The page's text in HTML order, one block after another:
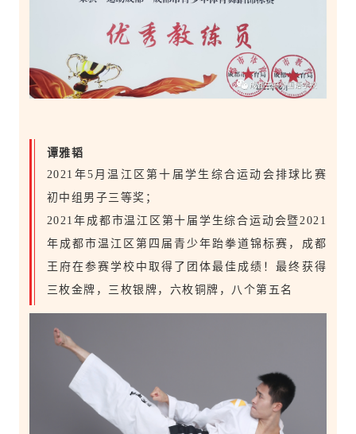
谭雅韬
2021年5月温江区第十届学生综合运动会排球比赛
初中组男子三等奖；
2021年成都市温江区第十届学生综合运动会暨2021
年成都市温江区第四届青少年跆拳道锦标赛，成都
王府在参赛学校中取得了团体最佳成绩！最终获得
三枚金牌，三枚银牌，六枚铜牌，八个第五名